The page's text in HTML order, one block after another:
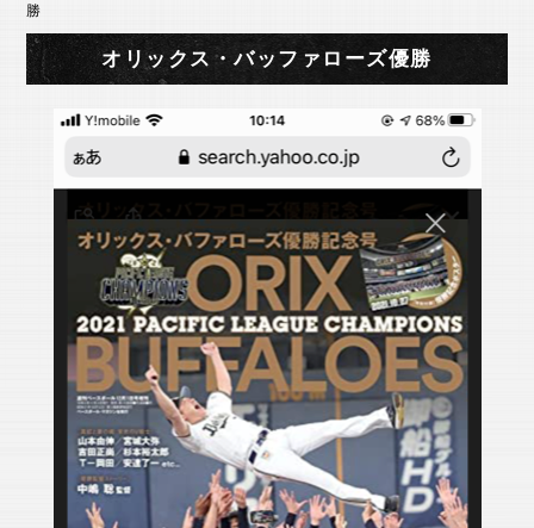
勝
オリックス・バッファローズ優勝